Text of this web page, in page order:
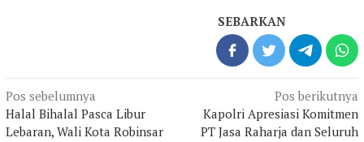
SEBARKAN
Navigasi
pos
Pos sebelumnya
Halal Bihalal Pasca Libur
Lebaran, Wali Kota Robinsar
Pos berikutnya
Kapolri Apresiasi Komitmen
PT Jasa Raharja dan Seluruh